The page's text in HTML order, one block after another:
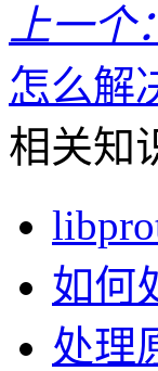
上一个：
怎么解
相关知
如何
处理